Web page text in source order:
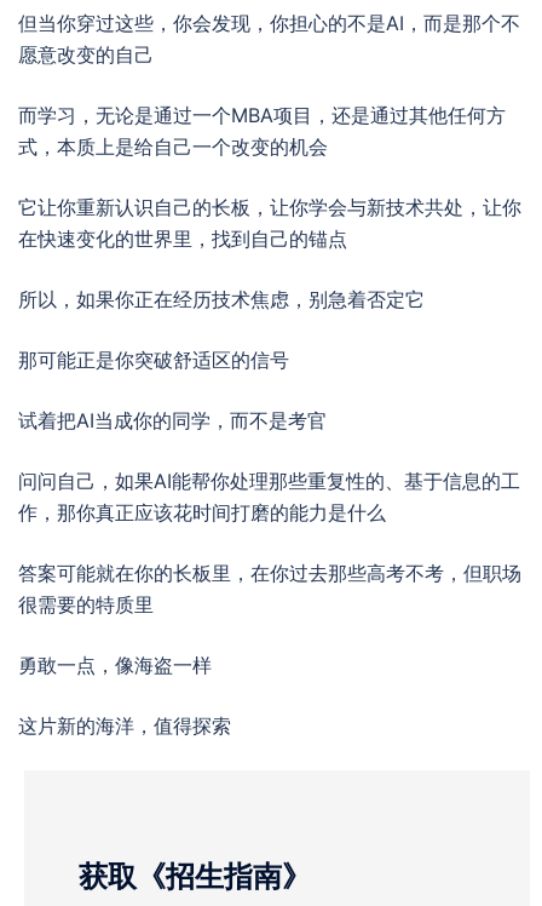
但当你穿过这些，你会发现，你担心的不是AI，而是那个不
愿意改变的自己
而学习，无论是通过一个MBA项目，还是通过其他任何方
式，本质上是给自己一个改变的机会
它让你重新认识自己的长板，让你学会与新技术共处，让你
在快速变化的世界里，找到自己的锚点
所以，如果你正在经历技术焦虑，别急着否定它
那可能正是你突破舒适区的信号
试着把AI当成你的同学，而不是考官
问问自己，如果AI能帮你处理那些重复性的、基于信息的工
作，那你真正应该花时间打磨的能力是什么
答案可能就在你的长板里，在你过去那些高考不考，但职场
很需要的特质里
勇敢一点，像海盗一样
这片新的海洋，值得探索
获取《招生指南》